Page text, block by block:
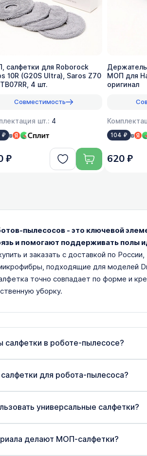
салфетки для Roborock
10R (G20S Ultra), Saros Z70
4 шт.
Совместимость
шт.: 4
₽ в
₽
МОП для
оригинал
104 ₽ в
620 ₽
пылесосов - это ключевой
и помогают поддерживать полы
и заказать с доставкой по
подходящие для моделей
точно совпадает по форме и
уборку.
салфетки в роботе-пылесосе?
для робота-пылесоса?
универсальные салфетки?
делают МОП-салфетки?